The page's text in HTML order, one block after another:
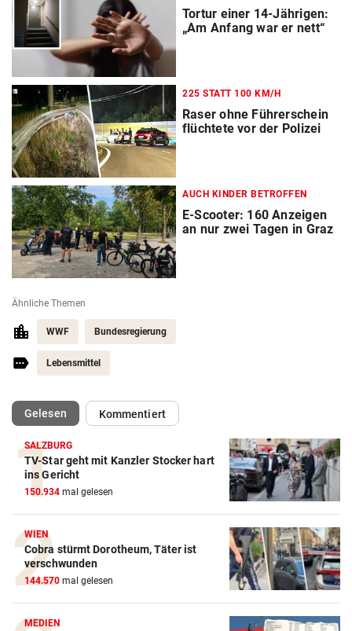
Tortur einer 14-Jährigen:
„Am Anfang war er nett“
225 STATT 100 KM/H
Raser ohne Führerschein
flüchtete vor der Polizei
AUCH KINDER BETROFFEN
E-Scooter: 160 Anzeigen
an nur zwei Tagen in Graz
Ähnliche Themen
WWF Bundesregierung
Lebensmittel
Gelesen(ausgewählt)Kommentiert
SALZBURG
TV-Star geht mit Kanzler Stocker hart
ins Gericht
150.934 mal gelesen
WIEN
Cobra stürmt Dorotheum, Täter ist
verschwunden
144.570 mal gelesen
MEDIEN